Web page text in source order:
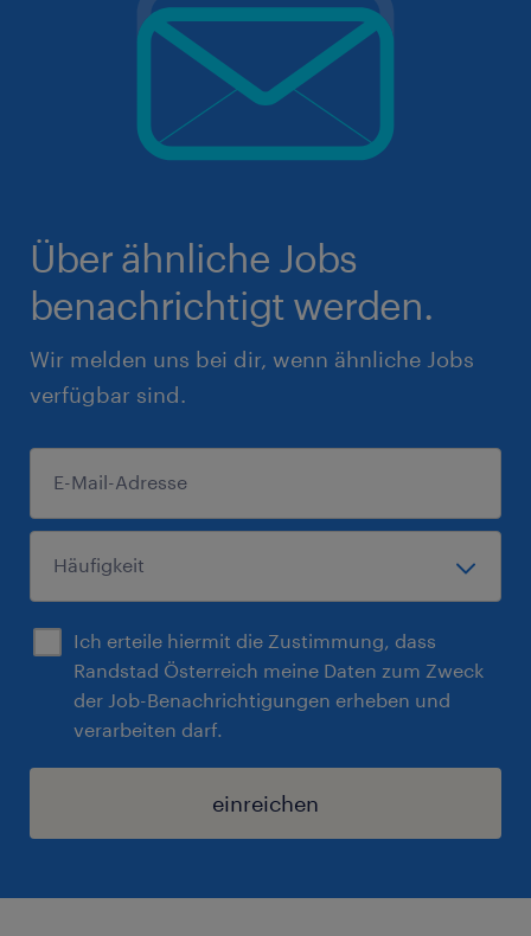
Über ähnliche Jobs
benachrichtigt werden.
Wir melden uns bei dir, wenn ähnliche Jobs
verfügbar sind.
Ich erteile hiermit die Zustimmung, dass
Randstad Österreich meine Daten zum Zweck
der Job-Benachrichtigungen erheben und
verarbeiten darf.
einreichen